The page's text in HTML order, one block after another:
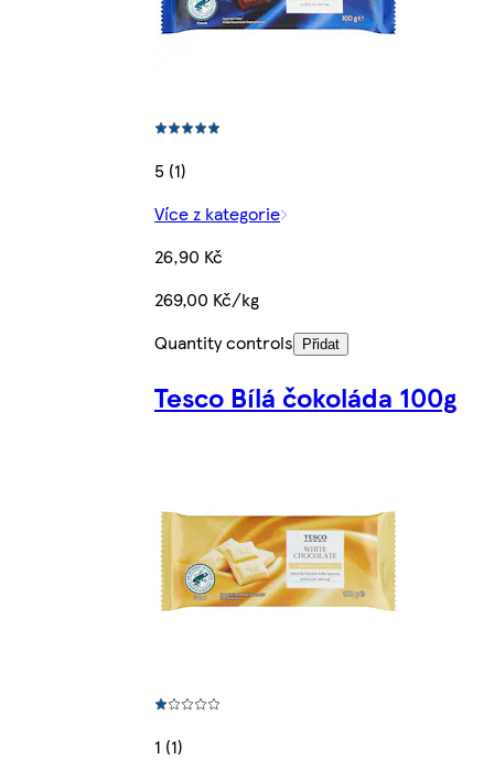
5 (1)
Více z kategorie
26,90 Kč
269,00 Kč/kg
Quantity controls
Přidat
Tesco Bílá čokoláda 100g
1 (1)